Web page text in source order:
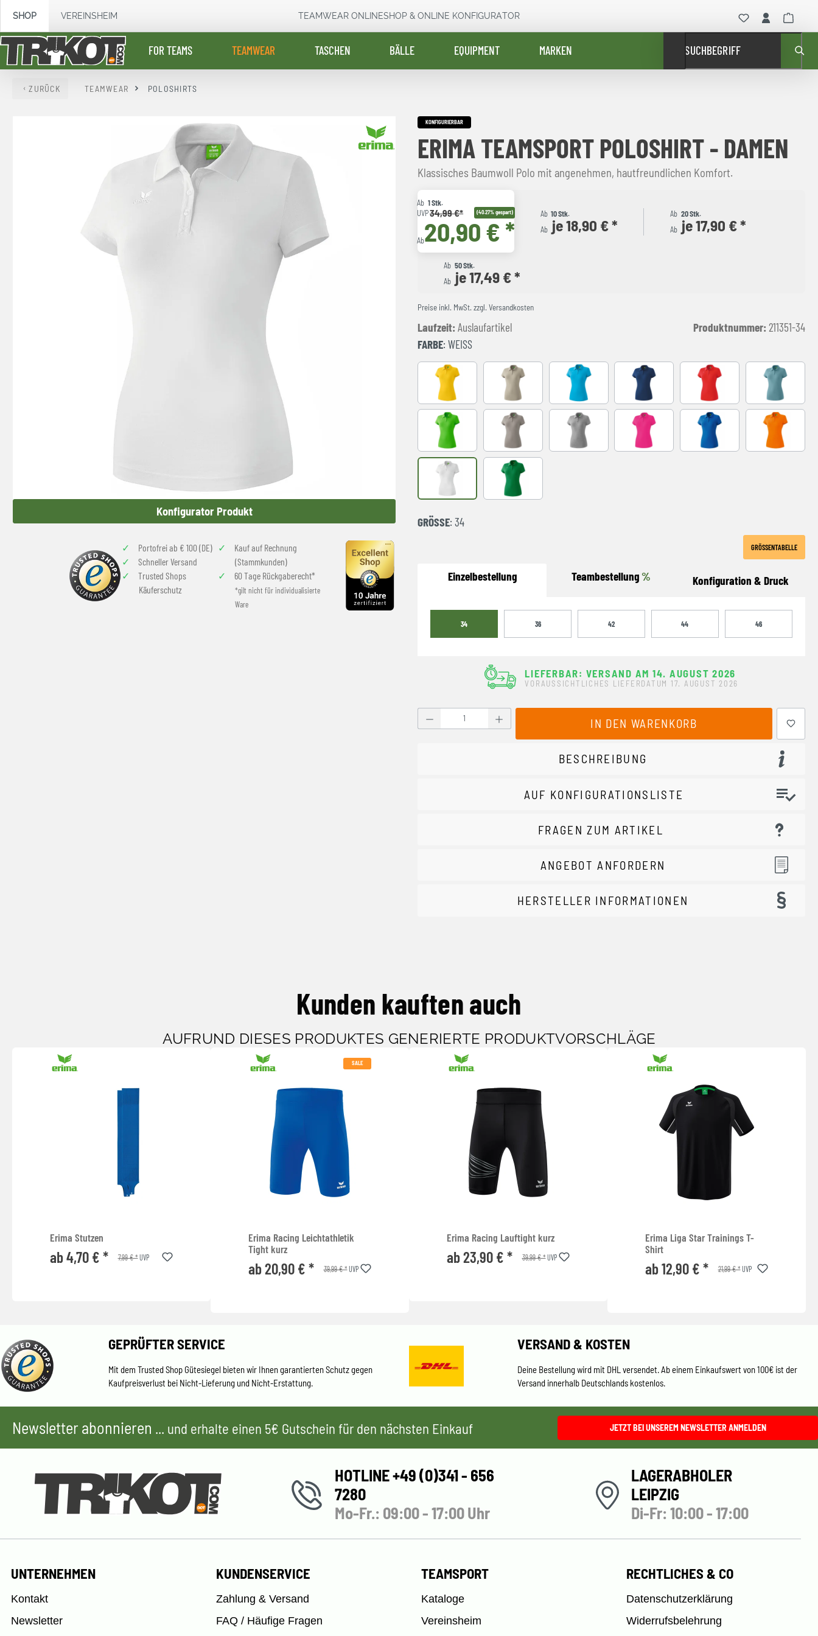
Zur Hauptnavigation springen
SHOP VEREINSHEIM TEAMWEAR ONLINESHOP & ONLINE KONFIGURATOR
FOR TEAMS TEAMWEAR TASCHEN BÄLLE EQUIPMENT MARKEN SUCHBEGRIFF
ZURÜCK TEAMWEAR POLOSHIRTS
Konfigurator Produkt
Portofrei ab € 100 (DE)
Schneller Versand
Trusted Shops
Käuferschutz
Kauf auf Rechnung
(Stammkunden)
60 Tage Rückgaberecht*
*gilt nicht für individualisierte
Ware
KONFIGURIERBAR
ERIMA TEAMSPORT POLOSHIRT - DAMEN
Klassisches Baumwoll Polo mit angenehmen, hautfreundlichen Komfort.
Ab 1 Stk.
UVP34,99 €* (40.27% gespart)
Ab20,90 € *
Ab 10 Stk.
Ab je 18,90 € *
Ab 20 Stk.
Ab je 17,90 € *
Ab 50 Stk.
Ab je 17,49 € *
Preise inkl. MwSt. zzgl. Versandkosten
Laufzeit: Auslaufartikel Produktnummer: 211351-34
FARBE: WEISS
GELB beige curacao new navy rot smoke blue
GREEN Taupe grau melange pink new royal orange
weiß smaragd
GRÖSSE : 34
GRÖSSENTABELLE
Einzelbestellung Teambestellung % Konfiguration & Druck
34 36 42 44 46
LIEFERBAR: VERSAND AM 14. AUGUST 2026
VORAUSSICHTLICHES LIEFERDATUM 17. AUGUST 2026
Produkt Anzahl: Gib den gewünschten Wert ein oder benutze die Schaltflächen
IN DEN WARENKORB
BESCHREIBUNG
AUF KONFIGURATIONSLISTE
FRAGEN ZUM ARTIKEL
ANGEBOT ANFORDERN
HERSTELLER INFORMATIONEN
Kunden kauften auch
AUFRUND DIESES PRODUKTES GENERIERTE PRODUKTVORSCHLÄGE
Erima Stutzen
ab 4,70 € * 7,99 € *UVP
SALE
Erima Racing Leichtathletik
Tight kurz
ab 20,90 € * 39,99 € *UVP
Erima Racing Lauftight kurz
ab 23,90 € * 39,99 € *UVP
Erima Liga Star Trainings T-
Shirt
ab 12,90 € * 21,99 € *UVP
GEPRÜFTER SERVICE
Mit dem Trusted Shop Gütesiegel bieten wir Ihnen garantierten Schutz gegen
Kaufpreisverlust bei Nicht-Lieferung und Nicht-Erstattung.
VERSAND & KOSTEN
Deine Bestellung wird mit DHL versendet. Ab einem Einkaufswert von 100€ ist der
Versand innerhalb Deutschlands kostenlos.
Newsletter abonnieren ... und erhalte einen 5€ Gutschein für den nächsten Einkauf JETZT BEI UNSEREM NEWSLETTER ANMELDEN
HOTLINE +49 (0)341 - 656
7280
Mo-Fr.: 09:00 - 17:00 Uhr
LAGERABHOLER
LEIPZIG
Di-Fr: 10:00 - 17:00
UNTERNEHMEN
Kontakt
Newsletter
KUNDENSERVICE
Zahlung & Versand
FAQ / Häufige Fragen
TEAMSPORT
Kataloge
Vereinsheim
RECHTLICHES & CO
Datenschutzerklärung
Widerrufsbelehrung